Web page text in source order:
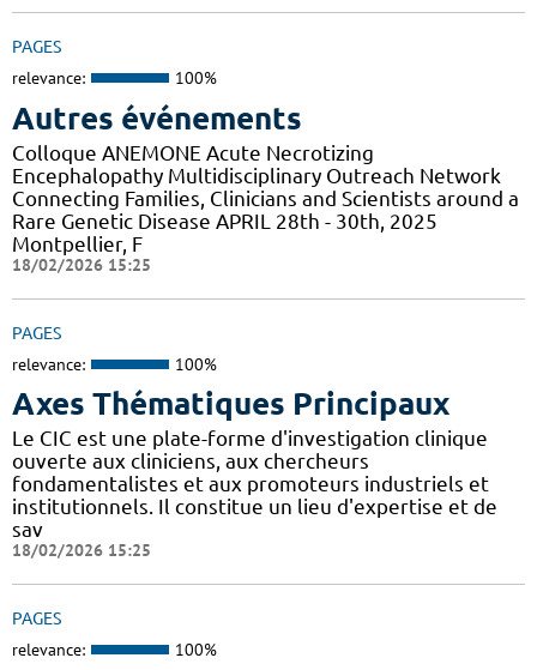
PAGES
relevance: 100%
Autres événements
Colloque ANEMONE Acute Necrotizing
Encephalopathy Multidisciplinary Outreach Network
Connecting Families, Clinicians and Scientists around a
Rare Genetic Disease APRIL 28th - 30th, 2025
Montpellier, F
18/02/2026 15:25
PAGES
relevance: 100%
Axes Thématiques Principaux
Le CIC est une plate-forme d'investigation clinique
ouverte aux cliniciens, aux chercheurs
fondamentalistes et aux promoteurs industriels et
institutionnels. Il constitue un lieu d'expertise et de
sav
18/02/2026 15:25
PAGES
relevance: 100%